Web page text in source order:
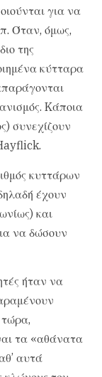
για να
Όταν, όμως,
της
κύτταρα
Kάποια
συνεχίζουν
κυττάρων
έχουν
και
να δώσουν
ήταν να
τα «αθάνατα
αυτά